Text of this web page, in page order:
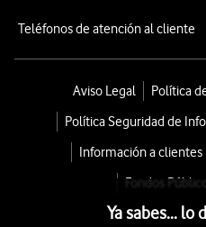
Teléfonos de atención al cliente
Aviso Legal
Política
Política Seguridad de
Información a clientes
Fondos Públicos
Ya sabes... lo